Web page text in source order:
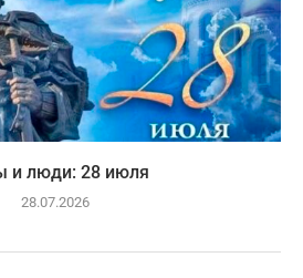
и люди: 28 июля
28.07.2026